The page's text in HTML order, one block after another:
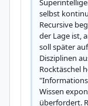
selbst
Recursive
der Lage ist,
soll später
Disziplinen
Rocktäschel
Wissen
überfordert.